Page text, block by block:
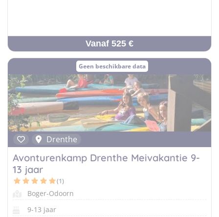
Vanaf 525 €
Geen beschikbare data
Drenthe
Avonturenkamp Drenthe Meivakantie 9-
13 jaar
(1)
Boger-Odoorn
9-13 jaar